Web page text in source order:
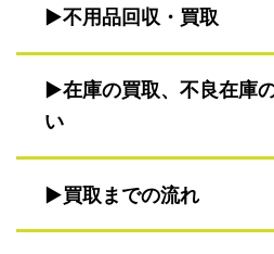
不用品回収・買取
在庫の買取、不良在庫
い
買取までの流れ